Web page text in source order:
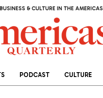
& CULTURE IN THE AMERICAS
PODCAST CULTURE